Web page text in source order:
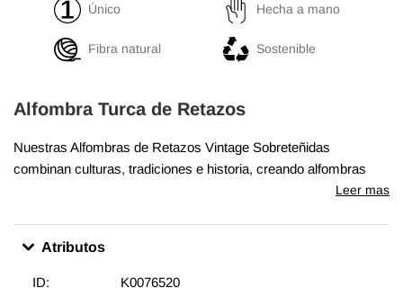
Único Hecha a mano
Fibra natural Sostenible
Alfombra Turca de Retazos
Nuestras Alfombras de Retazos Vintage Sobreteñidas
combinan culturas, tradiciones e historia, creando alfombras
maravillosamente únicas. Seleccionamos alfombras turcas
Lavamos los colores, recortamos las pilas, pero cuidamos de
mantener los patrones originales aún vivos. Luego los
Leer mas
Atributos
ID:
K0076520